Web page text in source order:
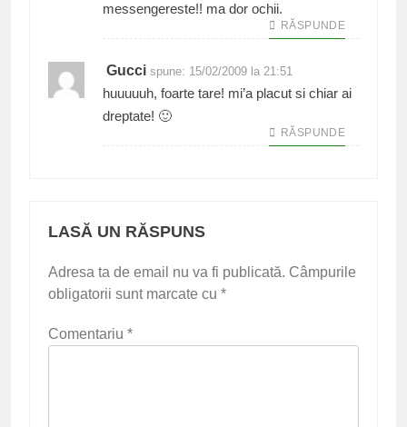
messengereste!! ma dor ochii.
RĂSPUNDE
Gucci spune: 15/02/2009 la 21:51
huuuuuh, foarte tare! mi’a placut si chiar ai
dreptate! 🙂
RĂSPUNDE
LASĂ UN RĂSPUNS
Adresa ta de email nu va fi publicată. Câmpurile
obligatorii sunt marcate cu *
Comentariu *